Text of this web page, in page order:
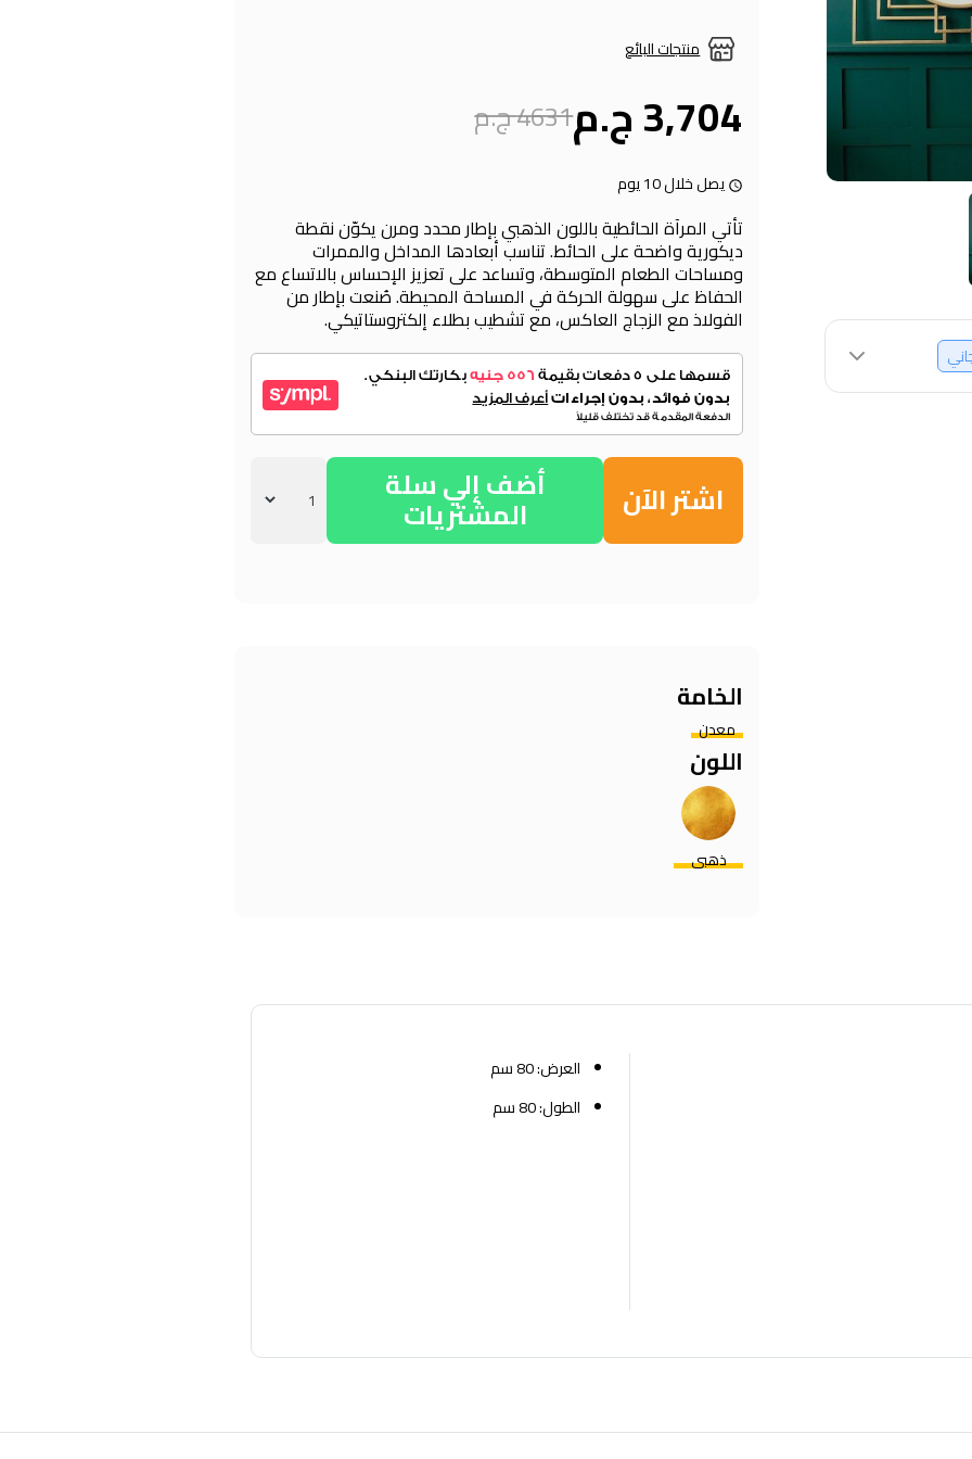
منتجات البائع
3,704 ج.م 4631 ج.م
يصل خلال 10 يوم
تأتي المرآة الحائطية باللون الذهبي بإطار محدد ومرن يكوّن نقطة
ديكورية واضحة على الحائط. تناسب أبعادها المداخل والممرات
ومساحات الطعام المتوسطة، وتساعد على تعزيز الإحساس بالاتساع مع
الحفاظ على سهولة الحركة في المساحة المحيطة. صُنعت بإطار من
الفولاذ مع الزجاج العاكس، مع تشطيب بطلاء إلكتروستاتيكي.
اشتر الآن أضف إلي سلة
المشتريات
الخامة
معدن
اللون
ذهبي
العرض: 80 سم
الطول: 80 سم